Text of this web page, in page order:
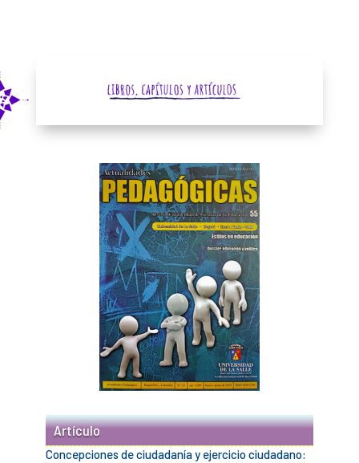
Artículo
Concepciones de ciudadanía y ejercicio ciudadano: